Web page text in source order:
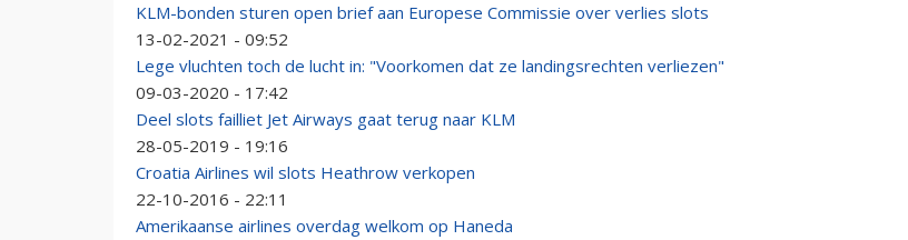
KLM-bonden sturen open brief aan Europese Commissie over verlies slots
13-02-2021 - 09:52
Lege vluchten toch de lucht in: "Voorkomen dat ze landingsrechten verliezen"
09-03-2020 - 17:42
Deel slots failliet Jet Airways gaat terug naar KLM
28-05-2019 - 19:16
Croatia Airlines wil slots Heathrow verkopen
22-10-2016 - 22:11
Amerikaanse airlines overdag welkom op Haneda